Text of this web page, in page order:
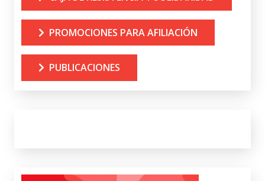
PROMOCIONES PARA AFILIACIÓN
PUBLICACIONES